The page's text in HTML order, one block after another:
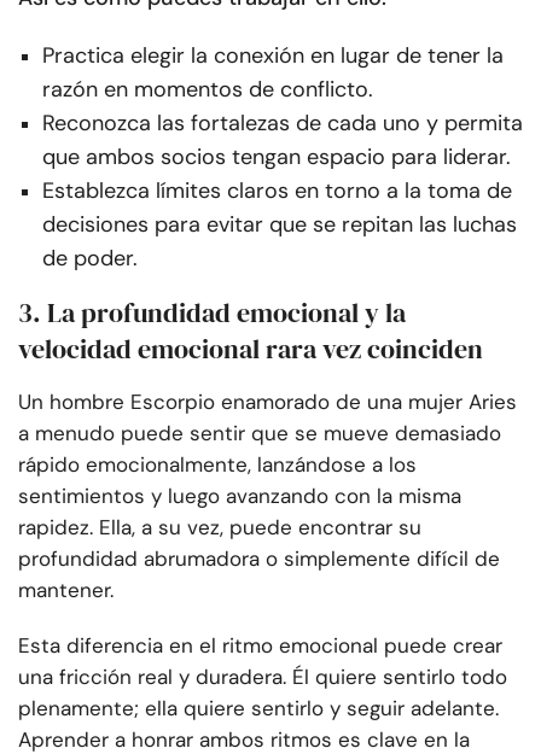
Practica elegir la conexión en lugar de tener la
razón en momentos de conflicto.
Reconozca las fortalezas de cada uno y permita
que ambos socios tengan espacio para liderar.
Establezca límites claros en torno a la toma de
decisiones para evitar que se repitan las luchas
de poder.
3. La profundidad emocional y la
velocidad emocional rara vez coinciden
Un hombre Escorpio enamorado de una mujer Aries
a menudo puede sentir que se mueve demasiado
rápido emocionalmente, lanzándose a los
sentimientos y luego avanzando con la misma
rapidez. Ella, a su vez, puede encontrar su
profundidad abrumadora o simplemente difícil de
mantener.
Esta diferencia en el ritmo emocional puede crear
una fricción real y duradera. Él quiere sentirlo todo
plenamente; ella quiere sentirlo y seguir adelante.
Aprender a honrar ambos ritmos es clave en la